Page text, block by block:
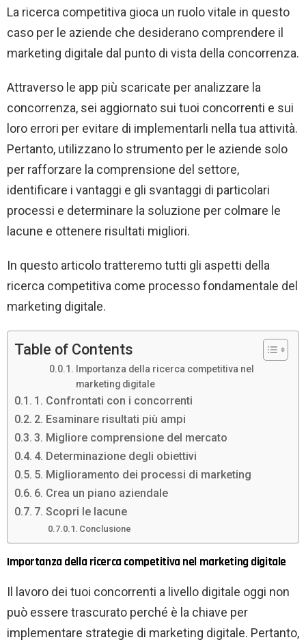
La ricerca competitiva gioca un ruolo vitale in questo
caso per le aziende che desiderano comprendere il
marketing digitale dal punto di vista della concorrenza.
Attraverso le app più scaricate per analizzare la
concorrenza, sei aggiornato sui tuoi concorrenti e sui
loro errori per evitare di implementarli nella tua attività.
Pertanto, utilizzano lo strumento per le aziende solo
per rafforzare la comprensione del settore,
identificare i vantaggi e gli svantaggi di particolari
processi e determinare la soluzione per colmare le
lacune e ottenere risultati migliori.
In questo articolo tratteremo tutti gli aspetti della
ricerca competitiva come processo fondamentale del
marketing digitale.
Table of Contents
Importanza della ricerca competitiva nel
marketing digitale
1. Confrontati con i concorrenti
2. Esaminare risultati più ampi
3. Migliore comprensione del mercato
4. Determinazione degli obiettivi
5. Miglioramento dei processi di marketing
6. Crea un piano aziendale
7. Scopri le lacune
Conclusione
Importanza della ricerca competitiva nel marketing digitale
Il lavoro dei tuoi concorrenti a livello digitale oggi non
può essere trascurato perché è la chiave per
implementare strategie di marketing digitale. Pertanto,